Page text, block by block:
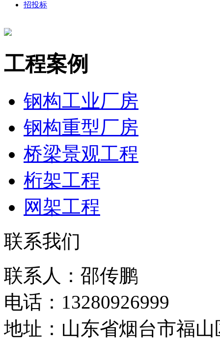
招投标
工程案例
钢构工业厂房
钢构重型厂房
桥梁景观工程
桁架工程
网架工程
联系我们
联系人：邵传鹏
电话：13280926999
地址：山东省烟台市福